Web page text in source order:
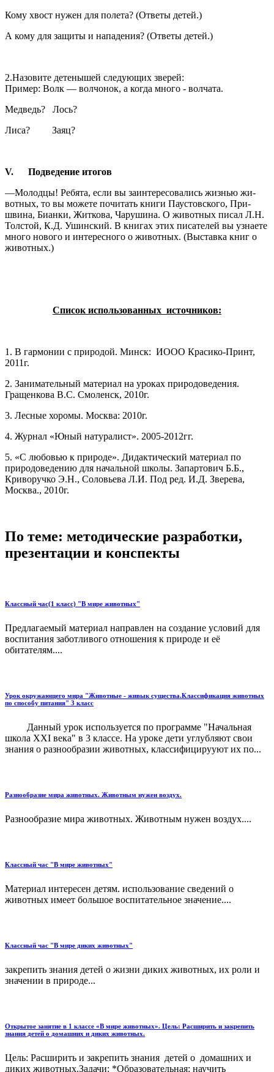
Кому хвост нужен для полета? (Ответы детей.)
А кому для защиты и нападения? (Ответы детей.)
2.Назовите детенышей следующих зверей:
Пример: Волк — волчонок, а когда много - волчата.
Медведь? Лось?
Лиса? Заяц?
V. Подведение итогов
—Молодцы! Ребята, если вы заинтересовались жизнью жи­
вотных, то вы можете почитать книги Паустовского, При­
швина, Бианки, Житкова, Чарушина. О животных писал Л.Н.
Толстой, К.Д. Ушинский. В книгах этих писателей вы узнаете
много нового и интересного о животных. (Вы­ставка книг о
животных.)
Список использованных источников:
1. В гармонии с природой. Минск: ИООО Красико-Принт,
2011г.
2. Занимательный материал на уроках природоведения.
Гращенкова В.С. Смоленск, 2010г.
3. Лесные хоромы. Москва: 2010г.
4. Журнал «Юный натуралист». 2005-2012гг.
5. «С любовью к природе». Дидактический материал по
природоведению для начальной школы. Запартович Б.Б.,
Криворучко Э.Н., Соловьева Л.И. Под ред. И.Д. Зверева,
Москва., 2010г.
По теме: методические разработки,
презентации и конспекты
Классный час(1 класс) "В мире животных"
Предлагаемый материал направлен на создание условий для
воспитания заботливого отношения к природе и её
обитателям....
Урок окружающего мира "Животные - живык существа.Классификация животных
по способу питания" 3 класс
Данный урок используется по программе "Начальная
школа XXI века" в 3 классе. На уроке дети углубляют свои
знания о разнообразии животных, классифицирууют их по...
Разнообразие мира животных. Животным нужен воздух.
Разнообразие мира животных. Животным нужен воздух....
Классный час "В мире животных"
Материал интересен детям. использование сведений о
животных имеет большое воспитательное значение....
Классный час "В мире диких животных"
закрепить знания детей о жизни диких животных, их роли и
значении в природе...
Открытое занятие в 1 классе «В мире животных». Цель: Расширить и закрепить
знания детей о домашних и диких животных.
Цель: Расширить и закрепить знания детей о домашних и
диких животных.Задачи: *Образовательная: научить